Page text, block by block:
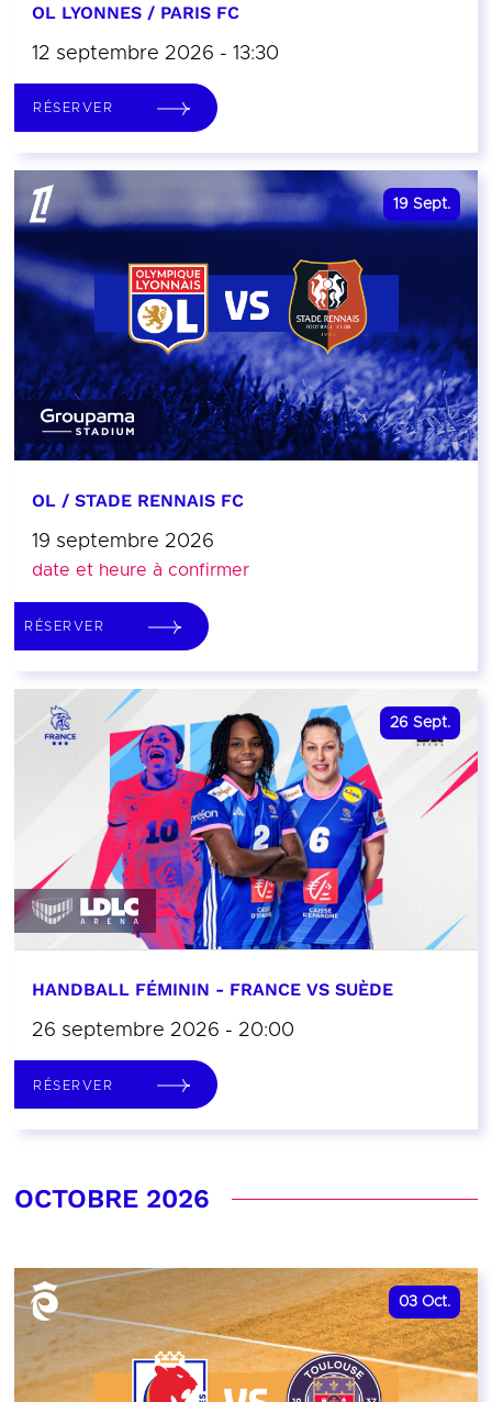
OL LYONNES / PARIS FC
12 septembre 2026 - 13:30
RÉSERVER
19 Sept.
OL / STADE RENNAIS FC
19 septembre 2026
date et heure à confirmer
RÉSERVER
26 Sept.
HANDBALL FÉMININ - FRANCE VS SUÈDE
26 septembre 2026 - 20:00
RÉSERVER
OCTOBRE 2026
03 Oct.